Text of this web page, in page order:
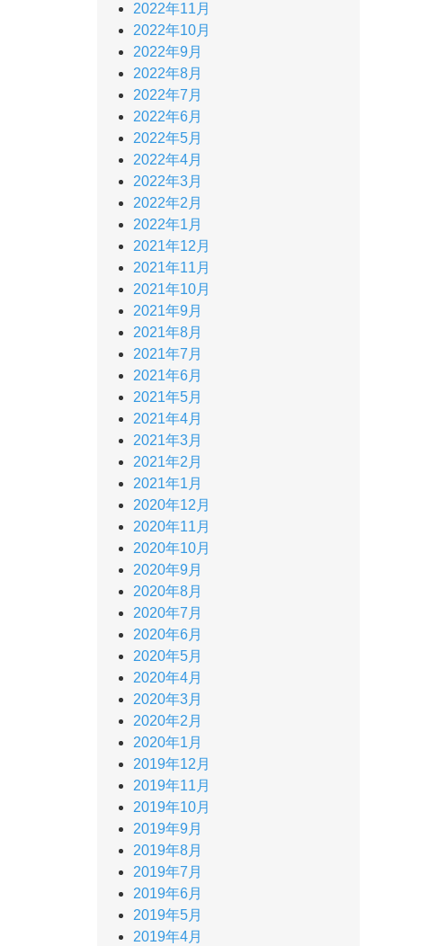
2022年11月
2022年10月
2022年9月
2022年8月
2022年7月
2022年6月
2022年5月
2022年4月
2022年3月
2022年2月
2022年1月
2021年12月
2021年11月
2021年10月
2021年9月
2021年8月
2021年7月
2021年6月
2021年5月
2021年4月
2021年3月
2021年2月
2021年1月
2020年12月
2020年11月
2020年10月
2020年9月
2020年8月
2020年7月
2020年6月
2020年5月
2020年4月
2020年3月
2020年2月
2020年1月
2019年12月
2019年11月
2019年10月
2019年9月
2019年8月
2019年7月
2019年6月
2019年5月
2019年4月